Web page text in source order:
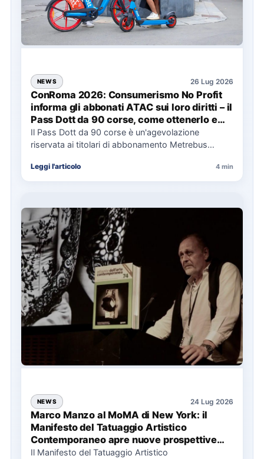
NEWS 26 Lug 2026
ConRoma 2026: Consumerismo No Profit
informa gli abbonati ATAC sui loro diritti – il
Pass Dott da 90 corse, come ottenerlo e
cosa spetta in caso di disservizi
Il Pass Dott da 90 corse è un'agevolazione
riservata ai titolari di abbonamento Metrebus
Leggi l'articolo 4 min
NEWS 24 Lug 2026
Marco Manzo al MoMA di New York: il
Manifesto del Tatuaggio Artistico
Contemporaneo apre nuove prospettive
per il collezionismo
Il Manifesto del Tatuaggio Artistico